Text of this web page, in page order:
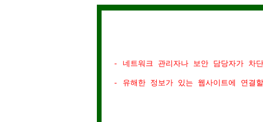
- 네트워크 관리자나 보안 담당자가 차
- 유해한 정보가 있는 웹사이트에 연결